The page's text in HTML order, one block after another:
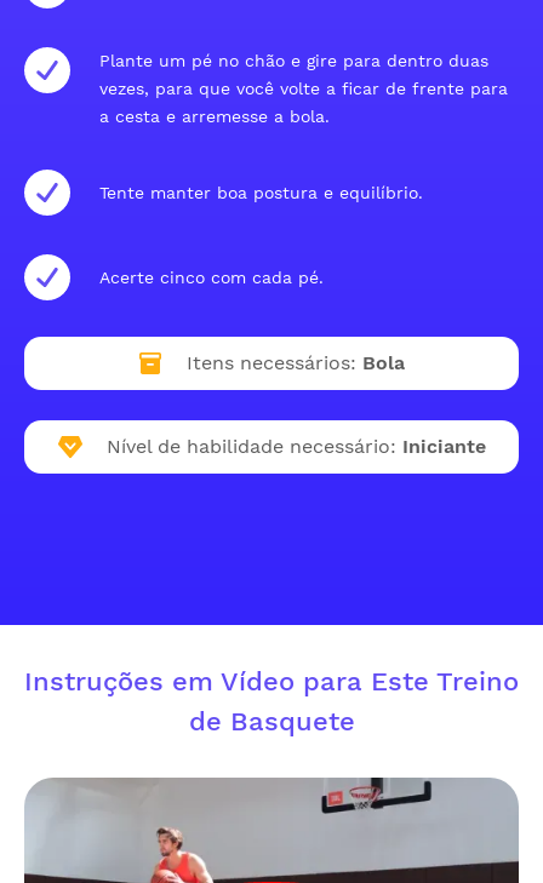
Plante um pé no chão e gire para dentro duas
vezes, para que você volte a ficar de frente para
a cesta e arremesse a bola.
Tente manter boa postura e equilíbrio.
Acerte cinco com cada pé.
Itens necessários: Bola
Nível de habilidade necessário: Iniciante
Instruções em Vídeo para Este Treino
de Basquete